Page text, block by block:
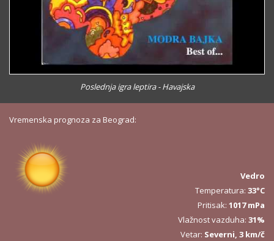
Poslednja igra leptira - Havajska
Vremenska prognoza za Beograd:
Vedro
Temperatura: 33°C
Pritisak: 1017 mPa
Vlažnost vazduha: 31%
Vetar: Severni, 3 km/č